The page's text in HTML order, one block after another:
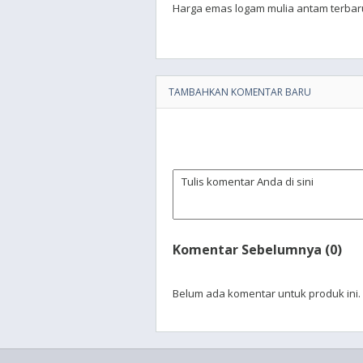
Harga emas logam mulia antam
TAMBAHKAN KOMENTAR BARU
Komentar Sebelumnya (0)
Belum ada komentar untuk produk ini.